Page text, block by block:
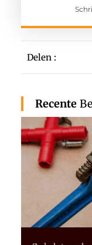
Delen :
Recente